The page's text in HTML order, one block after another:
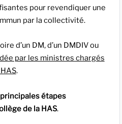
pour revendiquer une
par la collectivité.
d’un DM, d’un DMDIV ou
par les ministres chargés
.
principales étapes
de la HAS.